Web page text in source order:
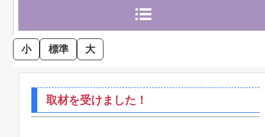
小 標準 大
取材を受けました！